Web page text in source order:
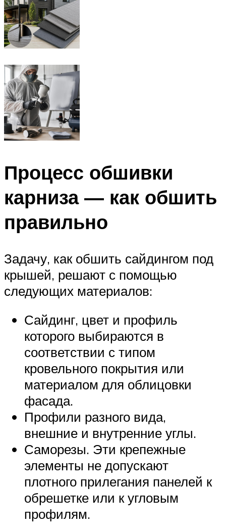
Процесс обшивки
карниза — как обшить
правильно
Задачу, как обшить сайдингом под
крышей, решают с помощью
следующих материалов:
Сайдинг, цвет и профиль
которого выбираются в
соответствии с типом
кровельного покрытия или
материалом для облицовки
фасада.
Профили разного вида,
внешние и внутренние углы.
Саморезы. Эти крепежные
элементы не допускают
плотного прилегания панелей к
обрешетке или к угловым
профилям.